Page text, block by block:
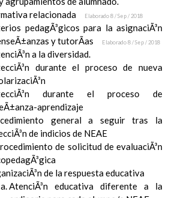
relacionada
Elaborado 8 / Sep / 2018
pedagÃ³gicos para la asignaciÃ³n
y tutorÃ­as
Elaborado 8 / Sep / 2018
a la diversidad.
durante el proceso de nueva
durante el proceso de
aprendizaje
general a seguir tras la
de indicios de NEAE
de solicitud de evaluaciÃ³n
de la respuesta educativa
AtenciÃ³n educativa diferente a la